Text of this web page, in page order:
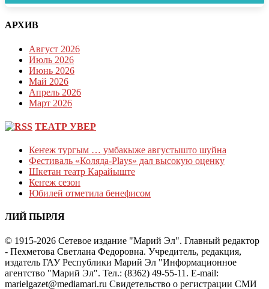
АРХИВ
Август 2026
Июль 2026
Июнь 2026
Май 2026
Апрель 2026
Март 2026
ТЕАТР УВЕР
Кеҥеж тургым … умбакыже августышто шуйна
Фестиваль «Коляда-Plays» дал высокую оценку
Шкетан театр Карайыште
Кеҥеж сезон
Юбилей отметила бенефисом
ЛИЙ ПЫРЛЯ
© 1915-2026 Сетевое издание "Марий Эл". Главный редактор
- Пехметова Светлана Федоровна. Учредитель, редакция,
издатель ГАУ Республики Марий Эл "Информационное
агентство "Марий Эл". Тел.: (8362) 49-55-11. E-mail:
marielgazet@mediamari.ru Свидетельство о регистрации СМИ